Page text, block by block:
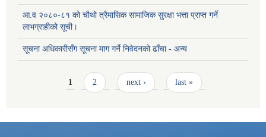
आ.व २०८०-८१ को चौथो त्रैमासिक सामाजिक सुरक्षा भत्ता प्राप्त गर्ने
लाभग्राहीको सूची।
सूचना अधिकारीसँग सूचना माग गर्ने निवेदनको ढाँचा - अन्य
1 2 next › last »